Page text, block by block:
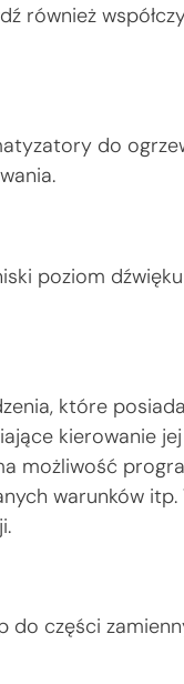
również
do
poziom
które
kierowanie
możliwość
warunków itp.
do części